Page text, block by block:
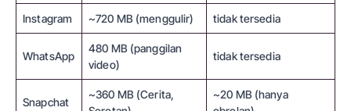
Instagram ~720 MB (menggulir) tidak tersedia
WhatsApp
480 MB (panggilan
video)
tidak tersedia
Snapchat
~360 MB (Cerita,
~20 MB (hanya